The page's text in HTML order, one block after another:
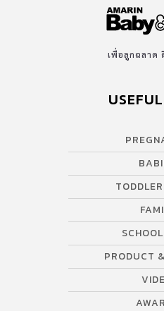
เพื่อลูกฉลาด
PRODUCT